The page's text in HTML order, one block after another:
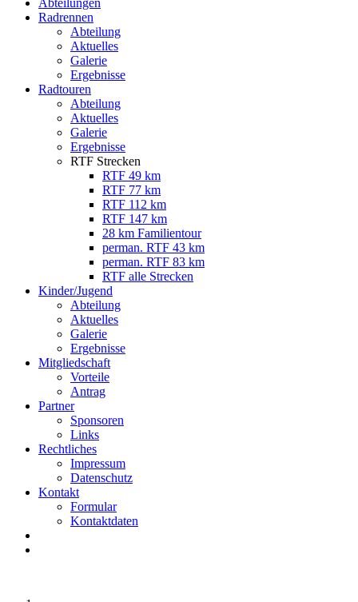
Abteilungen
Radrennen
Abteilung
Aktuelles
Galerie
Ergebnisse
Radtouren
Abteilung
Aktuelles
Galerie
Ergebnisse
RTF Strecken
RTF 49 km
RTF 77 km
RTF 112 km
RTF 147 km
28 km Familientour
perman. RTF 43 km
perman. RTF 83 km
RTF alle Strecken
Kinder/Jugend
Abteilung
Aktuelles
Galerie
Ergebnisse
Mitgliedschaft
Vorteile
Antrag
Partner
Sponsoren
Links
Rechtliches
Impressum
Datenschutz
Kontakt
Formular
Kontaktdaten